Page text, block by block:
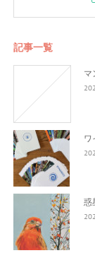
記事一覧
マ
ワ
惑